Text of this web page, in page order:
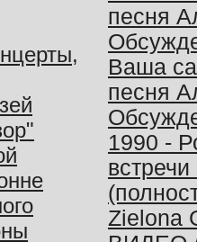
песня
Ваша
песня
1990 -
Zielona